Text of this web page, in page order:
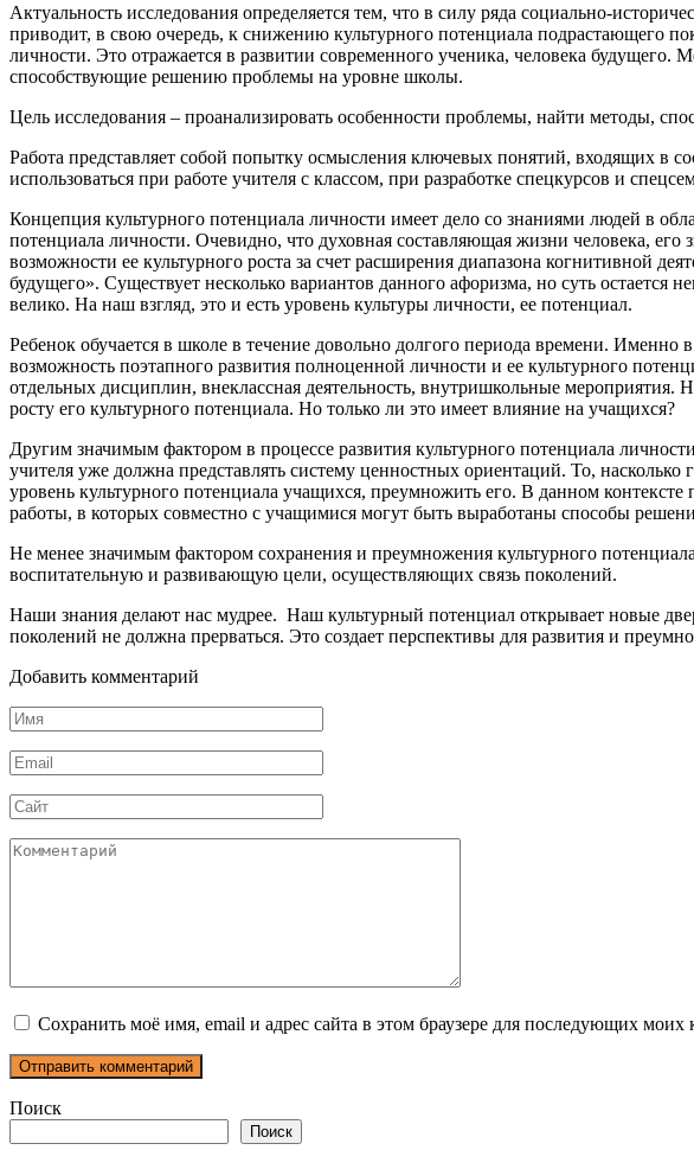
Актуальность исследования определяется тем, что в силу ряда социально-
приводит, в свою очередь, к снижению культурного потенциала подрастающего
личности. Это отражается в развитии современного ученика, человека
способствующие решению проблемы на уровне школы.
Цель исследования – проанализировать особенности проблемы, найти методы,
Работа представляет собой попытку осмысления ключевых понятий, входящих в
использоваться при работе учителя с классом, при разработке спецкурсов и
Концепция культурного потенциала личности имеет дело со знаниями людей в
потенциала личности. Очевидно, что духовная составляющая жизни человека,
возможности ее культурного роста за счет расширения диапазона когнитивной
будущего». Существует несколько вариантов данного афоризма, но суть
велико. На наш взгляд, это и есть уровень культуры личности, ее потенциал.
Ребенок обучается в школе в течение довольно долгого периода времени. Именно
возможность поэтапного развития полноценной личности и ее культурного
отдельных дисциплин, внеклассная деятельность, внутришкольные
росту его культурного потенциала. Но только ли это имеет влияние на учащихся?
Другим значимым фактором в процессе развития культурного потенциала
учителя уже должна представлять систему ценностных ориентаций. То,
уровень культурного потенциала учащихся, преумножить его. В данном
работы, в которых совместно с учащимися могут быть выработаны способы
Не менее значимым фактором сохранения и преумножения культурного
воспитательную и развивающую цели, осуществляющих связь поколений.
Наши знания делают нас мудрее. Наш культурный потенциал открывает новые
поколений не должна прерваться. Это создает перспективы для развития и
Добавить комментарий
Имя
*
Email
*
Сайт
Комментарий
Сохранить моё имя, email и адрес сайта в этом браузере для последующих моих
Поиск
Поиск